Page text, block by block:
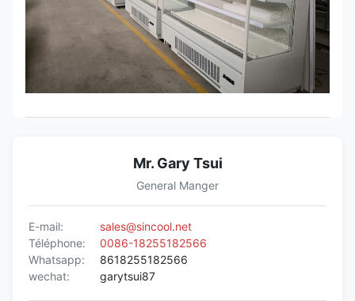
Mr. Gary Tsui
General Manger
E-mail:
sales@sincool.net
Téléphone:
0086-18255182566
Whatsapp:
8618255182566
wechat:
garytsui87